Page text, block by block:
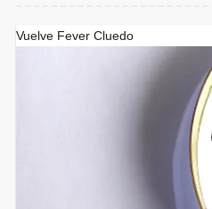
Vuelve Fever Cluedo